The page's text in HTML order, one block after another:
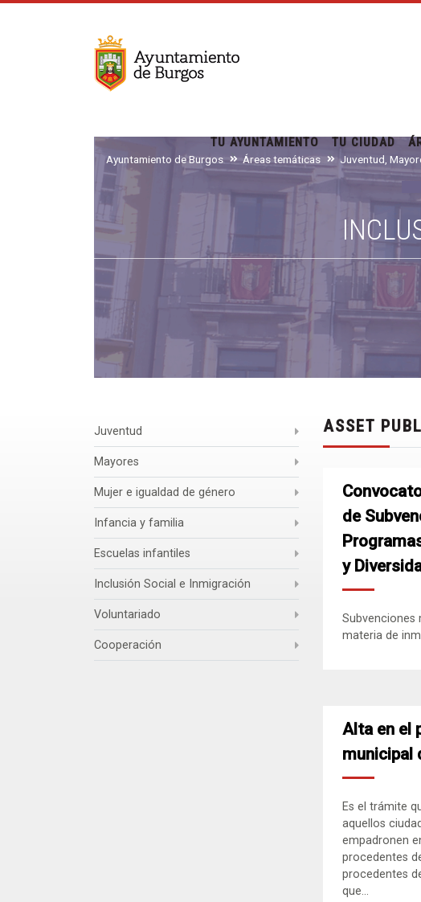
TU AYUNTAMIENTO TU CIUDAD
Ayuntamiento de Burgos Áreas temáticas
Juventud
Mayores
Mujer e igualdad de género
Infancia y familia
Escuelas infantiles
Inclusión Social e Inmigración
Voluntariado
Cooperación
ASSET
de
y
Subvenciones
materia de
Alta en el
municipal
Es el trámite
aquellos
empadronen
procedentes
procedentes
que...